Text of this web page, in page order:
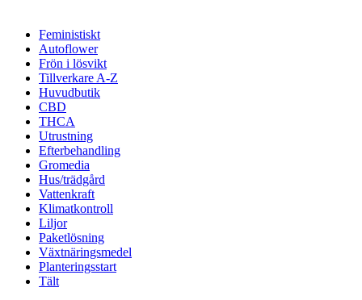
Feministiskt
Autoflower
Frön i lösvikt
Tillverkare A-Z
Huvudbutik
CBD
THCA
Utrustning
Efterbehandling
Gromedia
Hus/trädgård
Vattenkraft
Klimatkontroll
Liljor
Paketlösning
Växtnäringsmedel
Planteringsstart
Tält